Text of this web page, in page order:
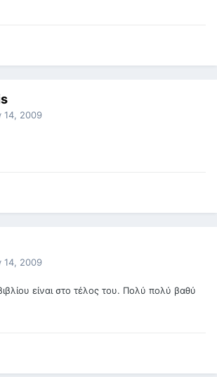
14, 2009
14, 2009
είναι στο τέλος του. Πολύ πολύ βαθύ